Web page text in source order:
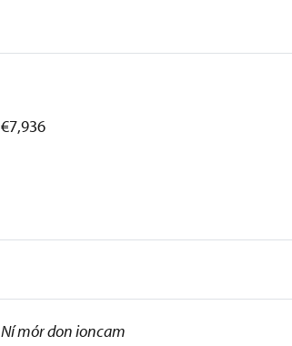
€7,936
Ní mór don ioncam